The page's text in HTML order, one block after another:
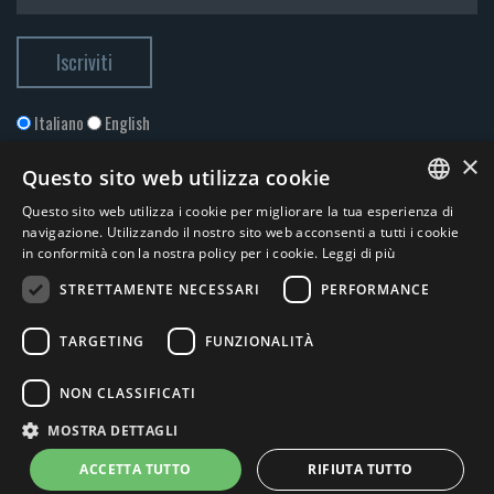
Italiano English
Accetto la Privacy Policy*
© 2026 ERGA srl - P.IVA 11173870152 | HALIDON srl - P.IVA 12885130158
- Licenza SIAE n. 2262/I/1528 - 3020/I/1528 - n. 8064 -
cookies-News- by Italia Multimedia Web Agency Milano
ITALIAN
×
Questo sito web utilizza cookie
Questo sito web utilizza i cookie per migliorare la tua esperienza di
navigazione. Utilizzando il nostro sito web acconsenti a tutti i cookie
in conformità con la nostra policy per i cookie. Leggi di più
STRETTAMENTE NECESSARI
PERFORMANCE
TARGETING FUNZIONALITÀ
NON CLASSIFICATI
MOSTRA DETTAGLI
ACCETTA TUTTO RIFIUTA TUTTO